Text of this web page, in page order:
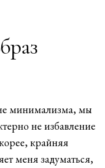
минимализма, мы
не избавление
крайняя
меня задуматься,